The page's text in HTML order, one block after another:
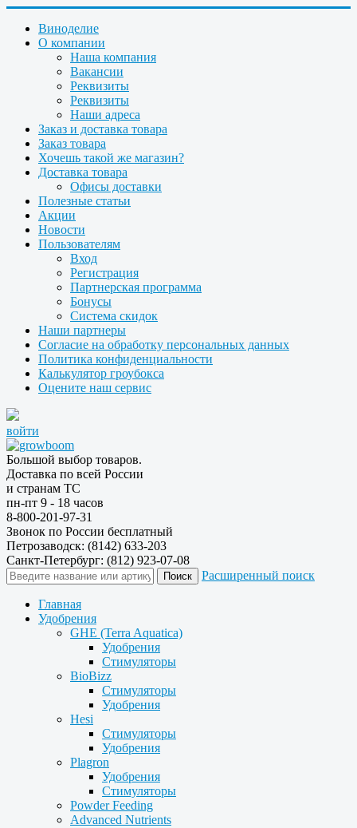
Виноделие
О компании
Наша компания
Вакансии
Реквизиты
Реквизиты
Наши адреса
Заказ и доставка товара
Заказ товара
Хочешь такой же магазин?
Доставка товара
Офисы доставки
Полезные статьи
Акции
Новости
Пользователям
Вход
Регистрация
Партнерская программа
Бонусы
Система скидок
Наши партнеры
Согласие на обработку персональных данных
Политика конфиденциальности
Калькулятор гроубокса
Оцените наш сервис
войти
Большой выбор товаров.
Доставка по всей России
и странам ТС
пн-пт 9 - 18 часов
8-800-201-97-31
Звонок по России бесплатный
Петрозаводск: (8142) 633-203
Санкт-Петербург: (812) 923-07-08
Расширенный поиск
Главная
Удобрения
GHE (Terra Aquatica)
Удобрения
Стимуляторы
BioBizz
Стимуляторы
Удобрения
Hesi
Стимуляторы
Удобрения
Plagron
Удобрения
Стимуляторы
Powder Feeding
Advanced Nutrients